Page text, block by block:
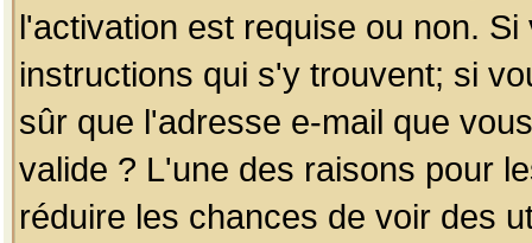
l'activation est requise ou non.
instructions qui s'y trouvent; si
sûr que l'adresse e-mail que
valide ? L'une des raisons pour
réduire les chances de voir des